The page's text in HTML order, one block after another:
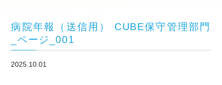
病院年報（送信用） CUBE保守管理部門
_ページ_001
2025.10.01